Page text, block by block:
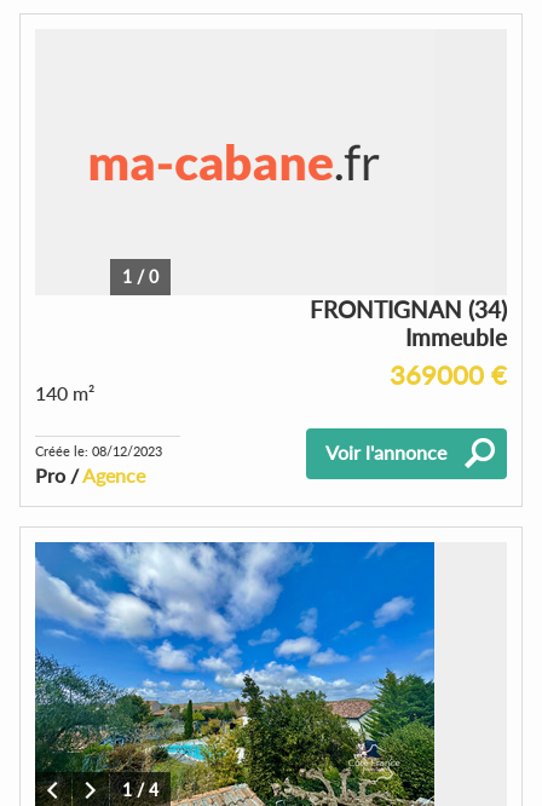
1 /0
FRONTIGNAN (34)
Immeuble
369000 €
140 m²
Créée le: 08/12/2023
Pro /Agence
Voir l'annonce
1/4